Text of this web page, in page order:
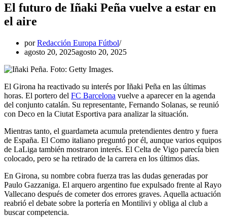
El futuro de Iñaki Peña vuelve a estar en
el aire
porRedacción Europa Fútbol
agosto 20, 2025agosto 20, 2025
El Girona ha reactivado su interés por Iñaki Peña en las últimas
horas. El portero del FC Barcelona vuelve a aparecer en la agenda
del conjunto catalán. Su representante, Fernando Solanas, se reunió
con Deco en la Ciutat Esportiva para analizar la situación.
Mientras tanto, el guardameta acumula pretendientes dentro y fuera
de España. El Como italiano preguntó por él, aunque varios equipos
de LaLiga también mostraron interés. El Celta de Vigo parecía bien
colocado, pero se ha retirado de la carrera en los últimos días.
En Girona, su nombre cobra fuerza tras las dudas generadas por
Paulo Gazzaniga. El arquero argentino fue expulsado frente al Rayo
Vallecano después de cometer dos errores graves. Aquella actuación
reabrió el debate sobre la portería en Montilivi y obliga al club a
buscar competencia.